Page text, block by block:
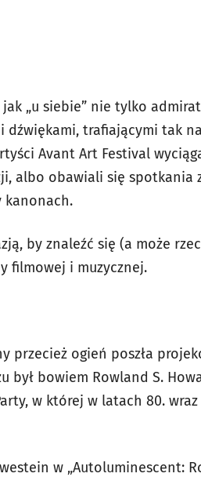
„u siebie” nie tylko
dźwiękami, trafiającymi tak
Avant Art Festival
albo obawiali się spotkania
kanonach.
by znaleźć się (a może
filmowej i muzycznej.
przecież ogień poszła
był bowiem Rowland S.
w której w latach 80. wraz
w „Autoluminescent: